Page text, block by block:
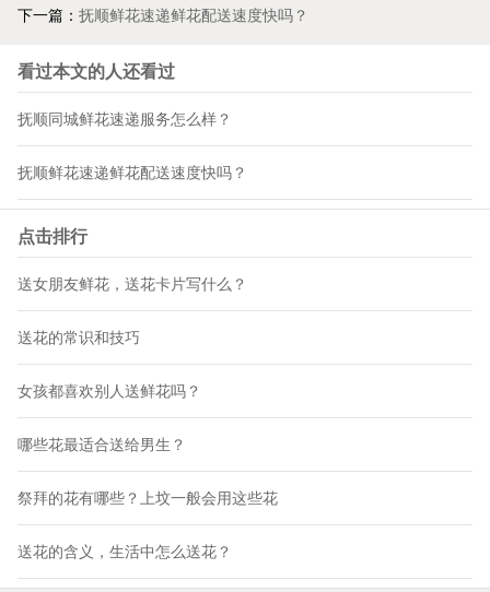
下一篇： 抚顺鲜花速递鲜花配送速度快吗？
看过本文的人还看过
抚顺同城鲜花速递服务怎么样？
抚顺鲜花速递鲜花配送速度快吗？
点击排行
送女朋友鲜花，送花卡片写什么？
送花的常识和技巧
女孩都喜欢别人送鲜花吗？
哪些花最适合送给男生？
祭拜的花有哪些？上坟一般会用这些花
送花的含义，生活中怎么送花？